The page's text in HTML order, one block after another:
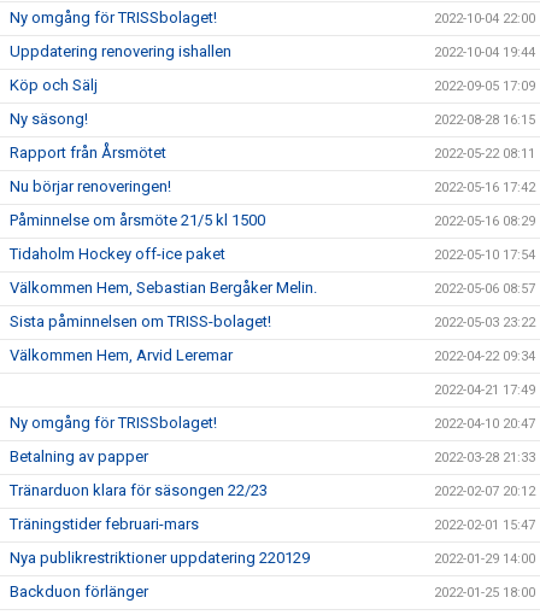
Ny omgång för TRISSbolaget! 2022-10-04 22:00
Uppdatering renovering ishallen 2022-10-04 19:44
Köp och Sälj 2022-09-05 17:09
Ny säsong! 2022-08-28 16:15
Rapport från Årsmötet 2022-05-22 08:11
Nu börjar renoveringen! 2022-05-16 17:42
Påminnelse om årsmöte 21/5 kl 1500 2022-05-16 08:29
Tidaholm Hockey off-ice paket 2022-05-10 17:54
Välkommen Hem, Sebastian Bergåker Melin. 2022-05-06 08:57
Sista påminnelsen om TRISS-bolaget! 2022-05-03 23:22
Välkommen Hem, Arvid Leremar 2022-04-22 09:34
2022-04-21 17:49
Ny omgång för TRISSbolaget! 2022-04-10 20:47
Betalning av papper 2022-03-28 21:33
Tränarduon klara för säsongen 22/23 2022-02-07 20:12
Träningstider februari-mars 2022-02-01 15:47
Nya publikrestriktioner uppdatering 220129 2022-01-29 14:00
Backduon förlänger 2022-01-25 18:00